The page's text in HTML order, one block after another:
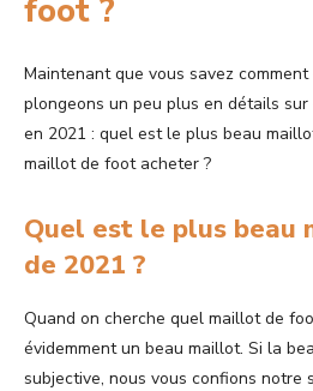
foot ?
Maintenant que vous savez
plongeons un peu plus en détails sur
en 2021 : quel est le plus beau
maillot de foot acheter ?
Quel est le plus
de 2021 ?
Quand on cherche quel maillot de
évidemment un beau maillot. Si la
subjective, nous vous confions notre